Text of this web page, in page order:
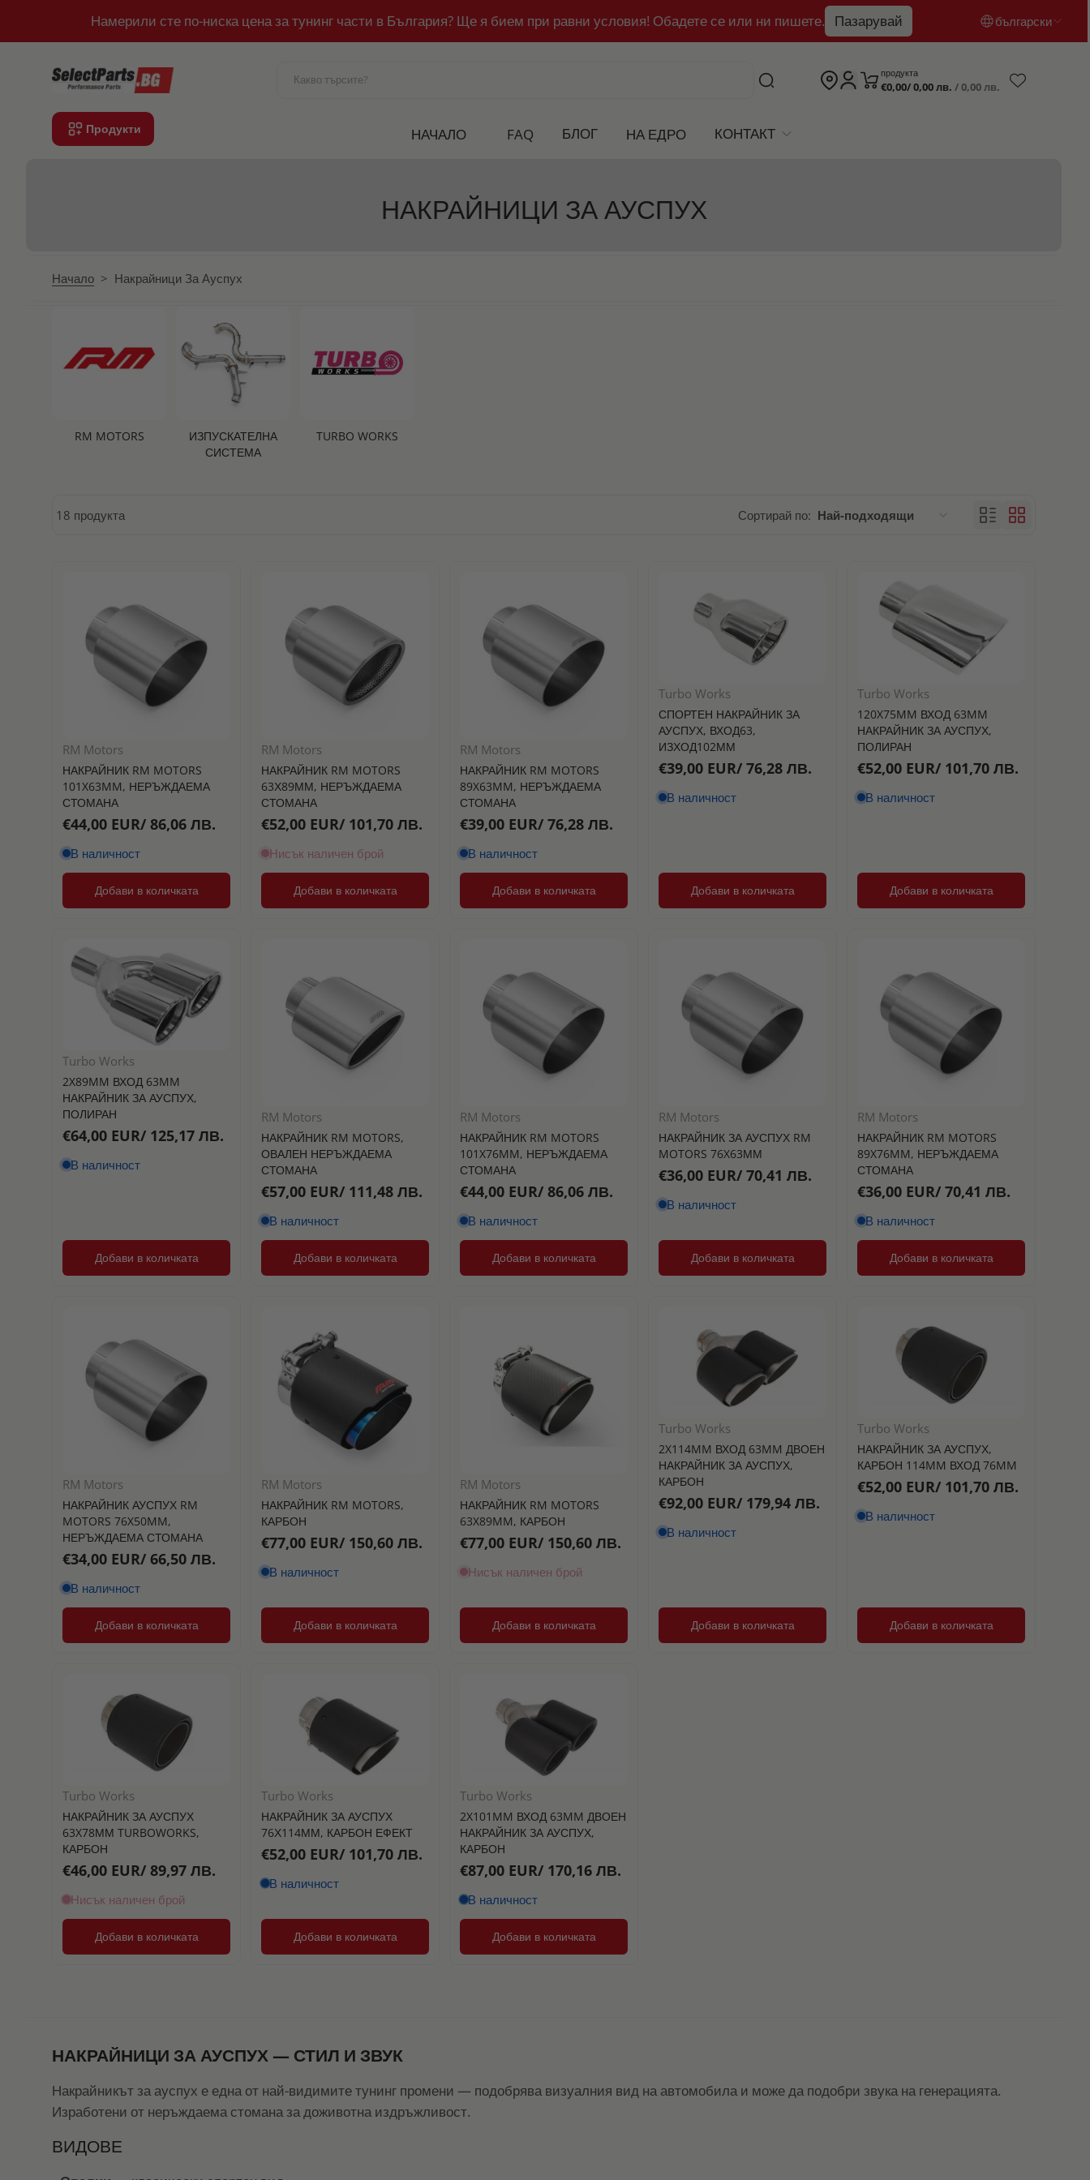
Към съдържаниетоНамерили сте по-ниска цена за тунинг части в България? Ще я бием при равни условия! Обадете се или ни пишете. Пазарувай български
English
продукта
€0,00/ 0,00 лв. / 0,00 лв.
Продукти НАЧАЛО FAQ БЛОГ НА ЕДРО КОНТАКТ
НАКРАЙНИЦИ ЗА АУСПУХ
Начало > Накрайници За Ауспух
RM MOTORS
ИЗПУСКАТЕЛНА
СИСТЕМА
TURBO WORKS
18 продукта Сортирай по: Най-подходящи
Най-подходящи
Най-продавани
По азбучен ред, A – Z
По азбучен ред, Z – A
Цена, от ниска към висока
Цена, от висока към ниска
Дата, от стара към нова
RM Motors
НАКРАЙНИК RM MOTORS
101X63MM, НЕРЪЖДАЕМА
СТОМАНА
€44,00 EUR/ 86,06 ЛВ.
В наличност
Добави в количката
RM Motors
НАКРАЙНИК RM MOTORS
63Х89ММ, НЕРЪЖДАЕМА
СТОМАНА
€52,00 EUR/ 101,70 ЛВ.
Нисък наличен брой
Добави в количката
RM Motors
НАКРАЙНИК RM MOTORS
89X63MM, НЕРЪЖДАЕМА
СТОМАНА
€39,00 EUR/ 76,28 ЛВ.
В наличност
Добави в количката
Turbo Works
СПОРТЕН НАКРАЙНИК ЗА
АУСПУХ, ВХОД63,
ИЗХОД102ММ
€39,00 EUR/ 76,28 ЛВ.
В наличност
Добави в количката
Turbo Works
120X75MM ВХОД 63MM
НАКРАЙНИК ЗА АУСПУХ,
ПОЛИРАН
€52,00 EUR/ 101,70 ЛВ.
В наличност
Добави в количката
Turbo Works
2X89MM ВХОД 63MM
НАКРАЙНИК ЗА АУСПУХ,
ПОЛИРАН
€64,00 EUR/ 125,17 ЛВ.
В наличност
Добави в количката
RM Motors
НАКРАЙНИК RM MOTORS,
ОВАЛЕН НЕРЪЖДАЕМА
СТОМАНА
€57,00 EUR/ 111,48 ЛВ.
В наличност
Добави в количката
RM Motors
НАКРАЙНИК RM MOTORS
101X76MM, НЕРЪЖДАЕМА
СТОМАНА
€44,00 EUR/ 86,06 ЛВ.
В наличност
Добави в количката
RM Motors
НАКРАЙНИК ЗА АУСПУХ RM
MOTORS 76X63ММ
€36,00 EUR/ 70,41 ЛВ.
В наличност
Добави в количката
RM Motors
НАКРАЙНИК RM MOTORS
89X76MM, НЕРЪЖДАЕМА
СТОМАНА
€36,00 EUR/ 70,41 ЛВ.
В наличност
Добави в количката
RM Motors
НАКРАЙНИК АУСПУХ RM
MOTORS 76X50MM,
НЕРЪЖДАЕМА СТОМАНА
€34,00 EUR/ 66,50 ЛВ.
В наличност
Добави в количката
RM Motors
НАКРАЙНИК RM MOTORS,
КАРБОН
€77,00 EUR/ 150,60 ЛВ.
В наличност
Добави в количката
RM Motors
НАКРАЙНИК RM MOTORS
63X89MM, КАРБОН
€77,00 EUR/ 150,60 ЛВ.
Нисък наличен брой
Добави в количката
Turbo Works
2X114MM ВХОД 63MM ДВОЕН
НАКРАЙНИК ЗА АУСПУХ,
КАРБОН
€92,00 EUR/ 179,94 ЛВ.
В наличност
Добави в количката
Turbo Works
НАКРАЙНИК ЗА АУСПУХ,
КАРБОН 114MM ВХОД 76MM
€52,00 EUR/ 101,70 ЛВ.
В наличност
Добави в количката
Turbo Works
НАКРАЙНИК ЗА АУСПУХ
63X78ММ TURBOWORKS,
КАРБОН
€46,00 EUR/ 89,97 ЛВ.
Нисък наличен брой
Добави в количката
Turbo Works
НАКРАЙНИК ЗА АУСПУХ
76Х114ММ, КАРБОН ЕФЕКТ
€52,00 EUR/ 101,70 ЛВ.
В наличност
Добави в количката
Turbo Works
2X101MM ВХОД 63MM ДВОЕН
НАКРАЙНИК ЗА АУСПУХ,
КАРБОН
€87,00 EUR/ 170,16 ЛВ.
В наличност
Добави в количката
НАКРАЙНИЦИ ЗА АУСПУХ — СТИЛ И ЗВУК
Накрайникът за ауспух е една от най-видимите тунинг промени — подобрява визуалния вид на автомобила и може да подобри звука на генерацията.
Изработени от неръждаема стомана за доживотна издръжливост.
ВИДОВЕ